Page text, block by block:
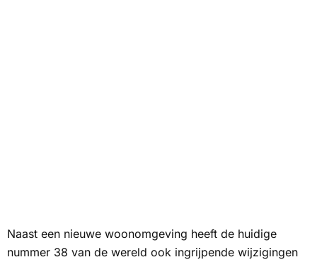
Naast een nieuwe woonomgeving heeft de huidige
nummer 38 van de wereld ook ingrijpende wijzigingen